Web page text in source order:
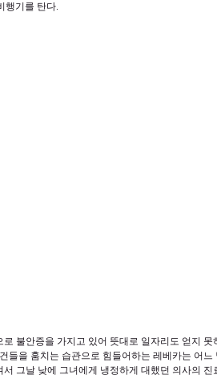
행기를 탄다.
불안증을 가지고 있어 뜻대로 일자리도 얻지 못
들을 훔치는 습관으로 힘들어하는 레베카는 어느
그날 낮에 그녀에게 냉정하게 대했던 의사의 진